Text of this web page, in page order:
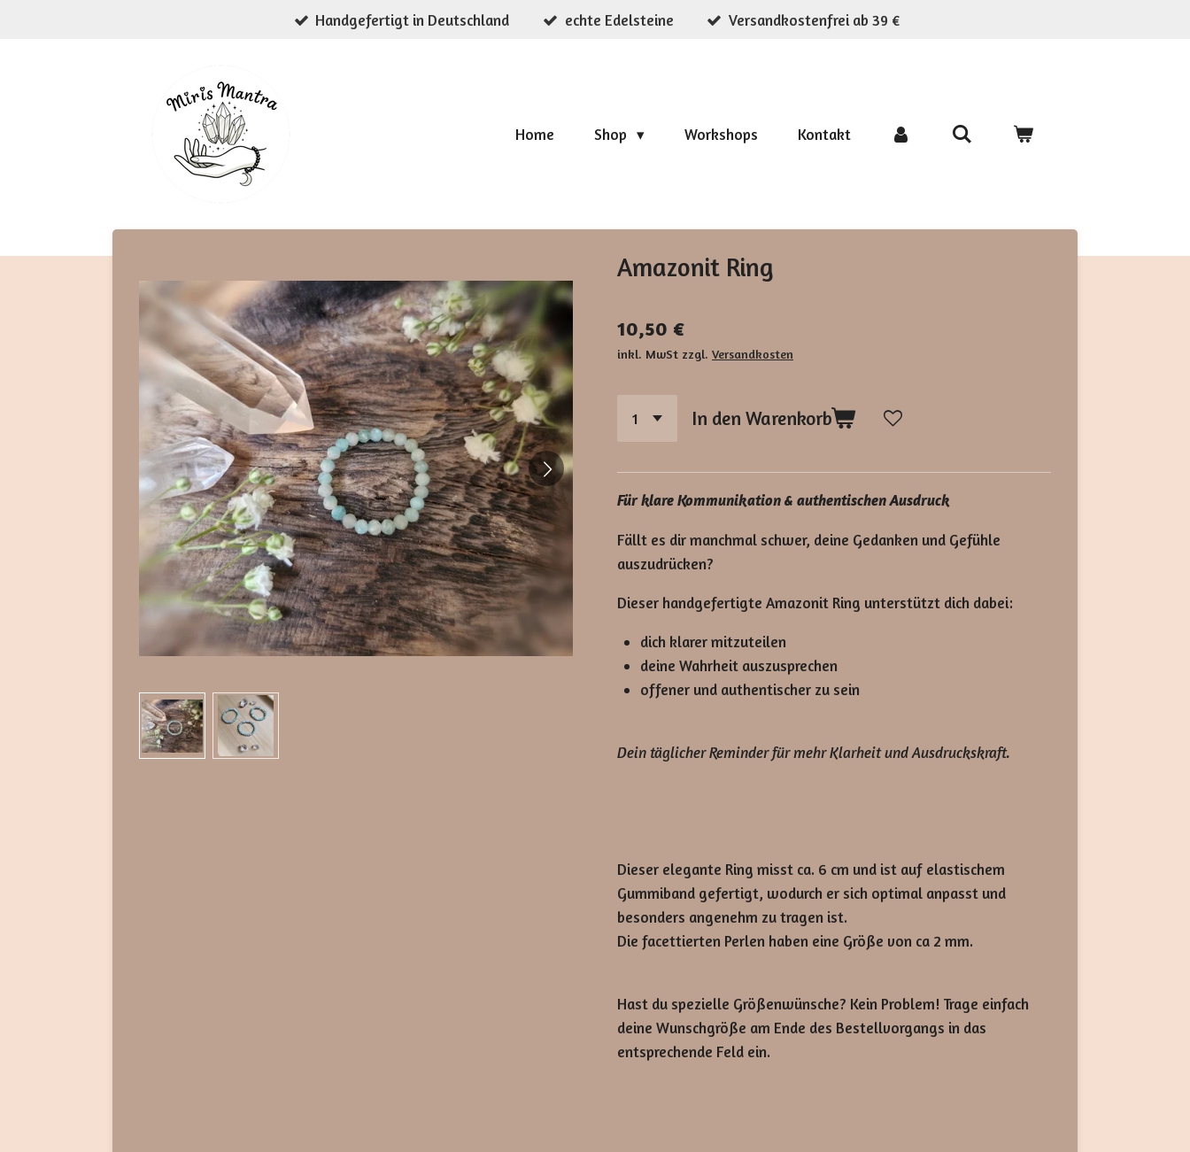
Handgefertigt in Deutschland echte Edelsteine Versandkostenfrei ab 39 €
Home Shop Workshops Kontakt
Amazonit Ring
10,50 €
inkl. MwSt zzgl. Versandkosten
In den Warenkorb
Für klare Kommunikation & authentischen Ausdruck
Fällt es dir manchmal schwer, deine Gedanken und Gefühle
auszudrücken?
Dieser handgefertigte Amazonit Ring unterstützt dich dabei:
dich klarer mitzuteilen
deine Wahrheit auszusprechen
offener und authentischer zu sein
Dein täglicher Reminder für mehr Klarheit und Ausdruckskraft.
Dieser elegante Ring misst ca. 6 cm und ist auf elastischem
Gummiband gefertigt, wodurch er sich optimal anpasst und
besonders angenehm zu tragen ist.
Die facettierten Perlen haben eine Größe von ca 2 mm.
Hast du spezielle Größenwünsche? Kein Problem! Trage einfach
deine Wunschgröße am Ende des Bestellvorgangs in das
entsprechende Feld ein.